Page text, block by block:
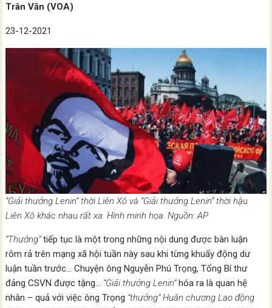
Trân Văn (VOA)
23-12-2021
“Giải thưởng Lenin” thời Liên Xô và “Giải thưởng Lenin” thời hậu
Liên Xô khác nhau rất xa. Hình minh họa. Nguồn: AP
“Thưởng”tiếp tục là một trong những nội dung được bàn luận
rôm rả trên mạng xã hội tuần này sau khi từng khuấy động dư
luận tuần trước… Chuyện ông Nguyễn Phú Trọng, Tổng Bí thư
đảng CSVN được tặng… “Giải thưởng Lenin”hóa ra là quan hệ
nhân – quả với việc ông Trọng “thưởng” Huân chương Lao động